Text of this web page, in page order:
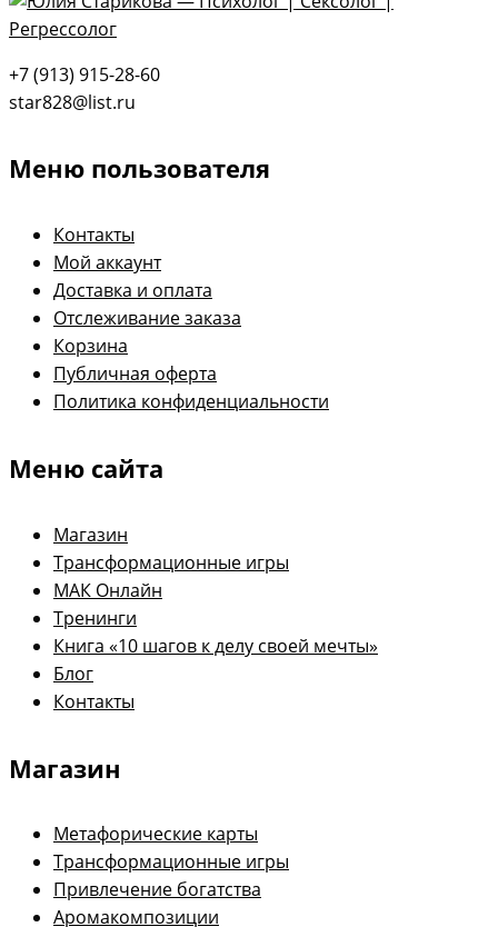
+7 (913) 915-28-60
star828@list.ru
Меню пользователя
Контакты
Мой аккаунт
Доставка и оплата
Отслеживание заказа
Корзина
Публичная оферта
Политика конфиденциальности
Меню сайта
Магазин
Трансформационные игры
МАК Онлайн
Тренинги
Книга «10 шагов к делу своей мечты»
Блог
Контакты
Магазин
Метафорические карты
Трансформационные игры
Привлечение богатства
Аромакомпозиции